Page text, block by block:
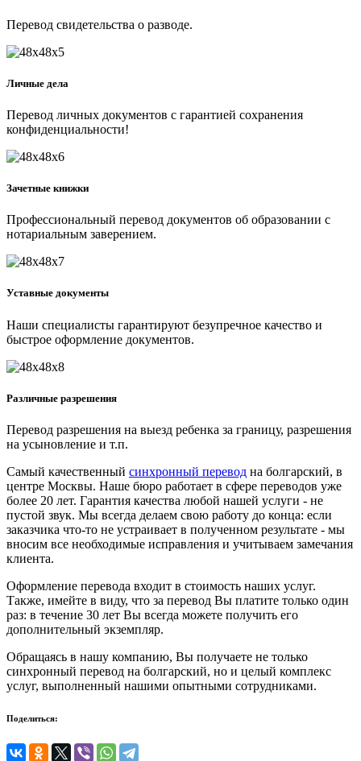
Перевод свидетельства о разводе.
Личные дела
Перевод личных документов с гарантией сохранения
конфиденциальности!
Зачетные книжки
Профессиональный перевод документов об образовании с
нотариальным заверением.
Уставные документы
Наши специалисты гарантируют безупречное качество и
быстрое оформление документов.
Различные разрешения
Перевод разрешения на выезд ребенка за границу, разрешения
на усыновление и т.п.
Самый качественный синхронный перевод на болгарский, в
центре Москвы. Наше бюро работает в сфере переводов уже
более 20 лет. Гарантия качества любой нашей услуги - не
пустой звук. Мы всегда делаем свою работу до конца: если
заказчика что-то не устраивает в полученном результате - мы
вносим все необходимые исправления и учитываем замечания
клиента.
Оформление перевода входит в стоимость наших услуг.
Также, имейте в виду, что за перевод Вы платите только один
раз: в течение 30 лет Вы всегда можете получить его
дополнительный экземпляр.
Обращаясь в нашу компанию, Вы получаете не только
синхронный перевод на болгарский, но и целый комплекс
услуг, выполненный нашими опытными сотрудниками.
Поделиться: